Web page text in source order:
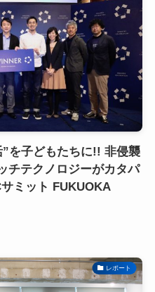
”を子どもたちに!! 非侵襲
チテクノロジーがカタパ
ミット FUKUOKA
レポート